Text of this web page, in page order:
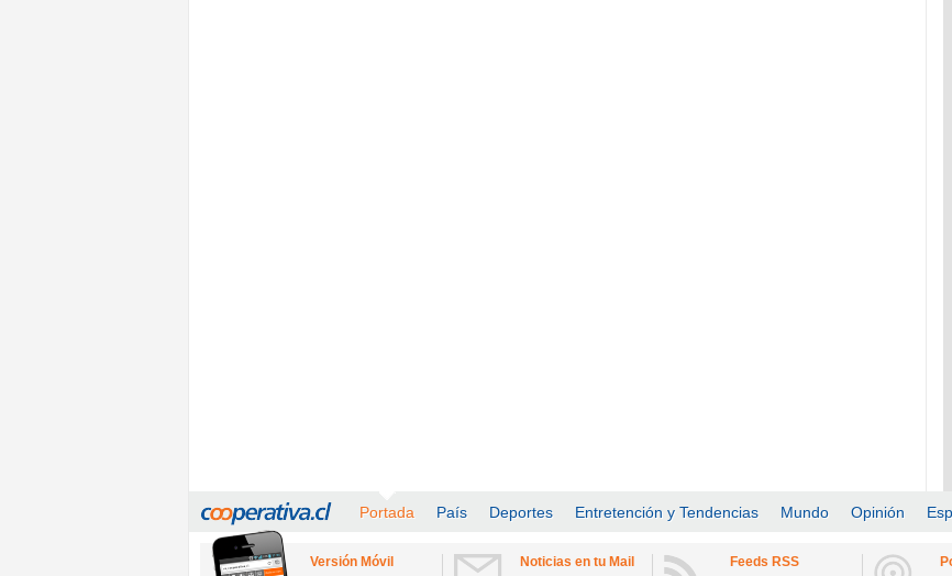
Portada País Deportes Entretención y Tendencias Mundo Opinión
Versión Móvil Noticias en tu Mail Feeds RSS